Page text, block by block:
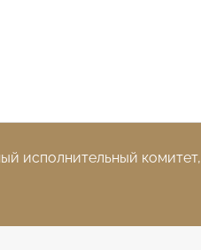
исполнительный комитет,